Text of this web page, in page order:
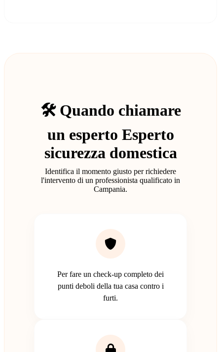
🛠️ Quando chiamare
un esperto Esperto
sicurezza domestica
Identifica il momento giusto per richiedere
l'intervento di un professionista qualificato in
Campania.
Per fare un check-up completo dei
punti deboli della tua casa contro i
furti.